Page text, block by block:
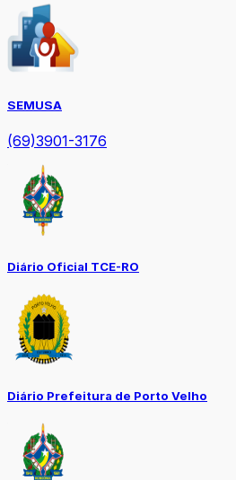
SEMUSA
(69)3901-3176
Diário Oficial TCE-RO
Diário Prefeitura de Porto Velho